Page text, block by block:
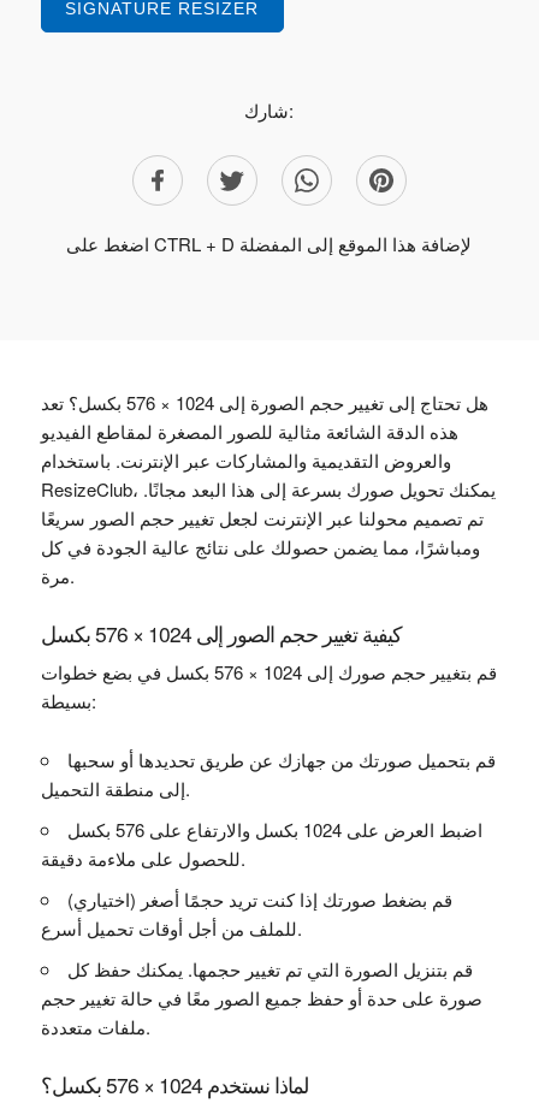
SIGNATURE RESIZER
شارك:
اضغط على CTRL + D لإضافة هذا الموقع إلى المفضلة
هل تحتاج إلى تغيير حجم الصورة إلى 1024 × 576 بكسل؟ تعد
هذه الدقة الشائعة مثالية للصور المصغرة لمقاطع الفيديو
والعروض التقديمية والمشاركات عبر الإنترنت. باستخدام
ResizeClub، يمكنك تحويل صورك بسرعة إلى هذا البعد مجانًا.
تم تصميم محولنا عبر الإنترنت لجعل تغيير حجم الصور سريعًا
ومباشرًا، مما يضمن حصولك على نتائج عالية الجودة في كل
مرة.
كيفية تغيير حجم الصور إلى 1024 × 576 بكسل
قم بتغيير حجم صورك إلى 1024 × 576 بكسل في بضع خطوات
بسيطة:
قم بتحميل صورتك من جهازك عن طريق تحديدها أو سحبها
إلى منطقة التحميل.
اضبط العرض على 1024 بكسل والارتفاع على 576 بكسل
للحصول على ملاءمة دقيقة.
(اختياري) قم بضغط صورتك إذا كنت تريد حجمًا أصغر
للملف من أجل أوقات تحميل أسرع.
قم بتنزيل الصورة التي تم تغيير حجمها. يمكنك حفظ كل
صورة على حدة أو حفظ جميع الصور معًا في حالة تغيير حجم
ملفات متعددة.
لماذا نستخدم 1024 × 576 بكسل؟